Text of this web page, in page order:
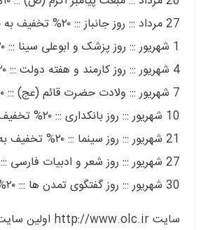
27 مرداد ::: روز جانباز ::: ۲۰% تخفیف به جانبازان
1 شهریور ::: روز پزشک و ابوعلی سینا ::: ۲۰% تخفیف به پزشکان و دانشجویان پزشکی
4 شهریور ::: روز کارمند و هفته دولت ::: ۲۰% تخفیف به کارمندان دولت
7 شهریور ::: ولادت حضرت قائم (عج) ::: ۱۰% تخفیف عمومی
10 شهریور ::: روز بانکداری ::: ۲۰% تخفیف به بانک ها
21 شهریور ::: روز سینما ::: ۲۰% تخفیف به دانشجویان رشته ی سینما
27 شهریور ::: روز شعر و ادبیات فارسی ::: ۲۰% تخفیف به دانشجویان رشته های مرتبط با ادبیات فارسی
30 شهریور ::: روز گفتگوی تمدن ها ::: ۲۰% تخفیف عمومی
سایت http://www.olc.ir اولین سایت آموزش زبان انگلیسی آنلاین در ایران می باشد که از سال ۱۳۸۰ فعالیت خود را شروع کرده است.